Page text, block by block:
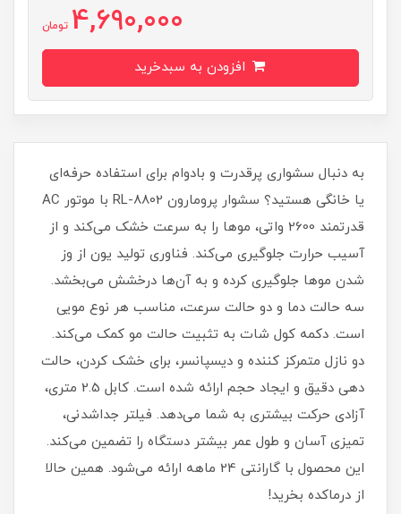
4,690,000 تومان
به دنبال سشواری پرقدرت و بادوام برای استفاده حرفه‌ای
یا خانگی هستید؟ سشوار پرومارون RL-8802 با موتور AC
قدرتمند 2600 واتی، موها را به سرعت خشک می‌کند و از
آسیب حرارت جلوگیری می‌کند. فناوری تولید یون از وز
شدن موها جلوگیری کرده و به آن‌ها درخشش می‌بخشد.
سه حالت دما و دو حالت سرعت، مناسب هر نوع مویی
است. دکمه کول شات به تثبیت حالت مو کمک می‌کند.
دو نازل متمرکز کننده و دیسپانسر، برای خشک کردن، حالت
دهی دقیق و ایجاد حجم ارائه شده است. کابل 2.5 متری،
آزادی حرکت بیشتری به شما می‌دهد. فیلتر جداشدنی،
تمیزی آسان و طول عمر بیشتر دستگاه را تضمین می‌کند.
این محصول با گارانتی 24 ماهه ارائه می‌شود. همین حالا
از درماکده بخرید!